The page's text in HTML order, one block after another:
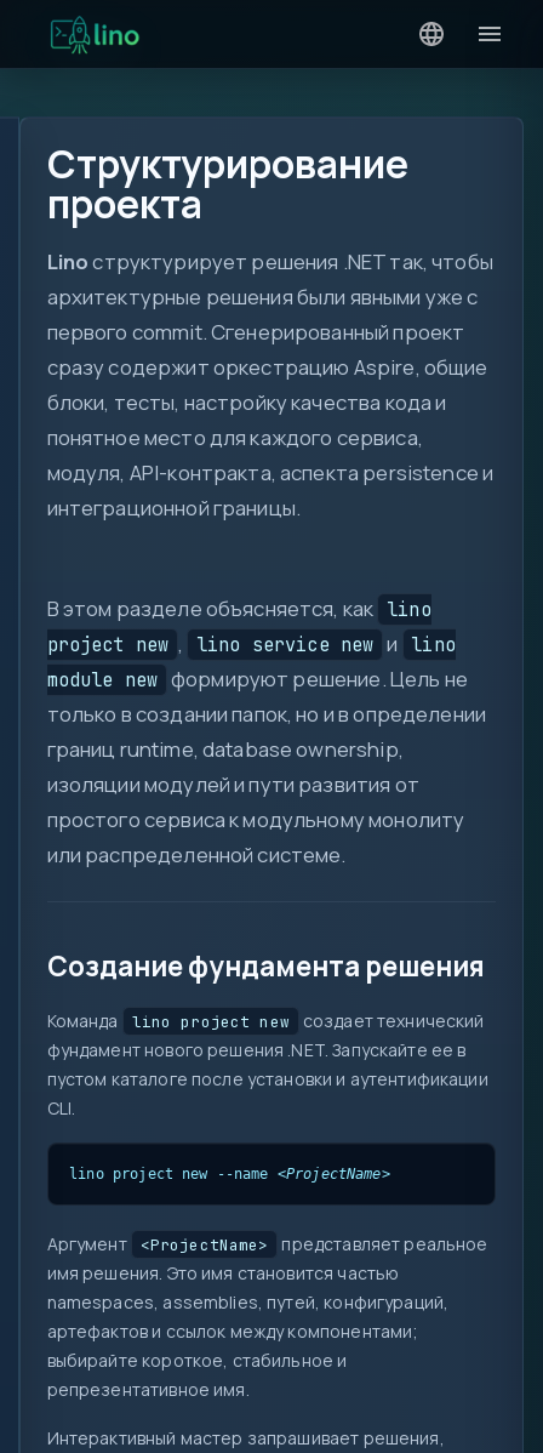
1
{ }
0x
&&
::
Структурирование
проекта
Linoструктурирует решения .NET так, чтобы
архитектурные решения были явными уже с
первого commit. Сгенерированный проект
сразу содержит оркестрацию Aspire, общие
блоки, тесты, настройку качества кода и
понятное место для каждого сервиса,
модуля, API-контракта, аспекта persistence и
интеграционной границы.
В этом разделе объясняется, как lino
project new
lino service new и
lino
module new формируют решение. Цель не
только в создании папок, но и в определении
границ runtime, database ownership,
изоляции модулей и пути развития от
простого сервиса к модульному монолиту
или распределенной системе.
Создание фундамента решения
Команда lino project new
создает технический
фундамент нового решения .NET. Запускайте ее в
пустом каталоге после установки и аутентификации
CLI.
lino project new --name <ProjectName>
Аргумент <ProjectName>
представляет реальное
имя решения. Это имя становится частью
namespaces, assemblies, путей, конфигураций,
артефактов и ссылок между компонентами;
выбирайте короткое, стабильное и
репрезентативное имя.
Интерактивный мастер запрашивает решения,